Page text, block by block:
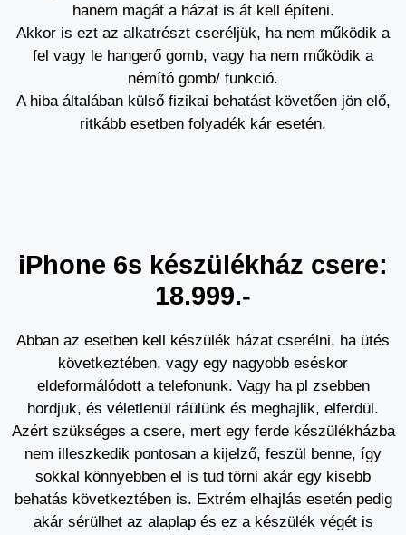
hanem magát a házat is át kell építeni.
Akkor is ezt az alkatrészt cseréljük, ha nem működik a
fel vagy le hangerő gomb, vagy ha nem működik a
némító gomb/ funkció.
A hiba általában külső fizikai behatást követően jön elő,
ritkább esetben folyadék kár esetén.
iPhone 6s készülékház csere:
18.999.-
Abban az esetben kell készülék házat cserélni, ha ütés
következtében, vagy egy nagyobb eséskor
eldeformálódott a telefonunk. Vagy ha pl zsebben
hordjuk, és véletlenül ráülünk és meghajlik, elferdül.
Azért szükséges a csere, mert egy ferde készülékházba
nem illeszkedik pontosan a kijelző, feszül benne, így
sokkal könnyebben el is tud törni akár egy kisebb
behatás következtében is. Extrém elhajlás esetén pedig
akár sérülhet az alaplap és ez a készülék végét is